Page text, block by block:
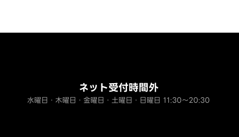
ネット受付時間外
水曜日・木曜日・金曜日・土曜日・日曜日 11:30～20:30